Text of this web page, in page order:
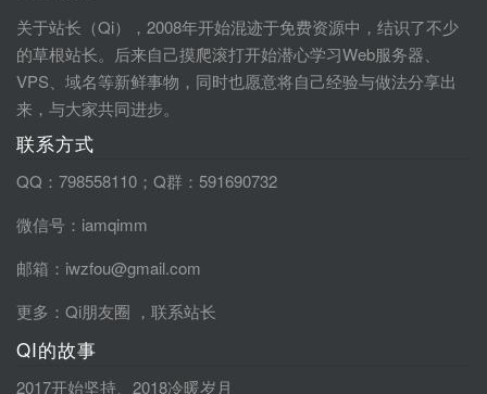
关于站长（Qi），2008年开始混迹于免费资源中，结识了不少
的草根站长。后来自己摸爬滚打开始潜心学习Web服务器、
VPS、域名等新鲜事物，同时也愿意将自己经验与做法分享出
来，与大家共同进步。
联系方式
QQ：798558110；Q群：591690732
微信号：iamqimm
邮箱：iwzfou@gmail.com
更多： Qi朋友圈 ， 联系站长
QI的故事
2017开始坚持 2018冷暖岁月